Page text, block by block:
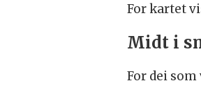
For kartet
Midt i
For dei